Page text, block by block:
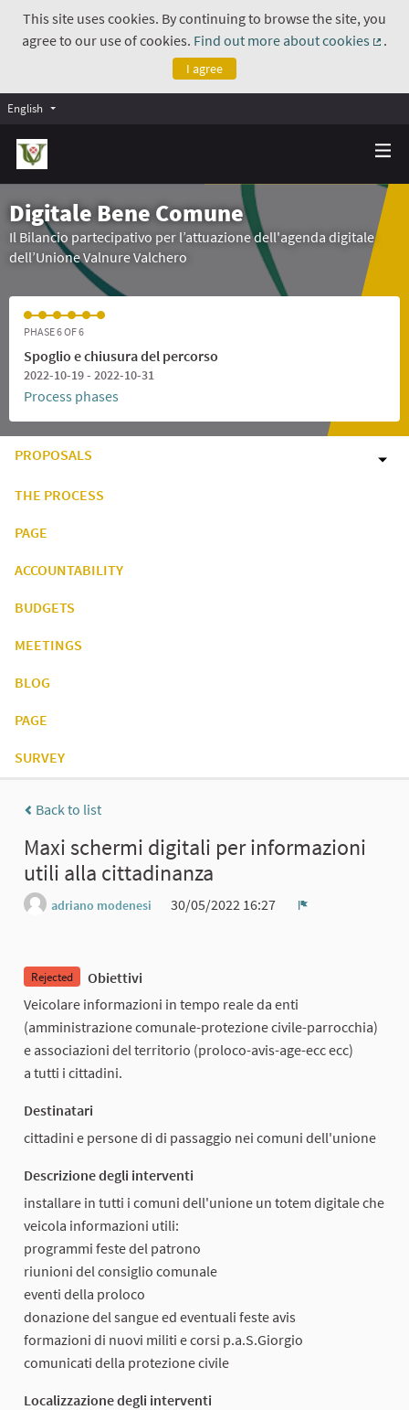
This site uses cookies. By continuing to browse the site, you
agree to our use of cookies. Find out more about cookies
.
I agree
English
Digitale Bene Comune
Il Bilancio partecipativo per l’attuazione dell'agenda digitale
dell’Unione Valnure Valchero
PHASE 6 OF 6
Spoglio e chiusura del percorso
2022-10-19 - 2022-10-31
Process phases
PROPOSALS
THE PROCESS
PAGE
ACCOUNTABILITY
BUDGETS
MEETINGS
BLOG
PAGE
SURVEY
Back to list
Maxi schermi digitali per informazioni
utili alla cittadinanza
adriano modenesi
30/05/2022 16:27
Rejected
Obiettivi
Veicolare informazioni in tempo reale da enti
(amministrazione comunale-protezione civile-parrocchia)
e associazioni del territorio (proloco-avis-age-ecc ecc)
a tutti i cittadini.
Destinatari
cittadini e persone di di passaggio nei comuni dell'unione
Descrizione degli interventi
installare in tutti i comuni dell'unione un totem digitale che
veicola informazioni utili:
programmi feste del patrono
riunioni del consiglio comunale
eventi della proloco
donazione del sangue ed eventuali feste avis
formazioni di nuovi militi e corsi p.a.S.Giorgio
comunicati della protezione civile
Localizzazione degli interventi